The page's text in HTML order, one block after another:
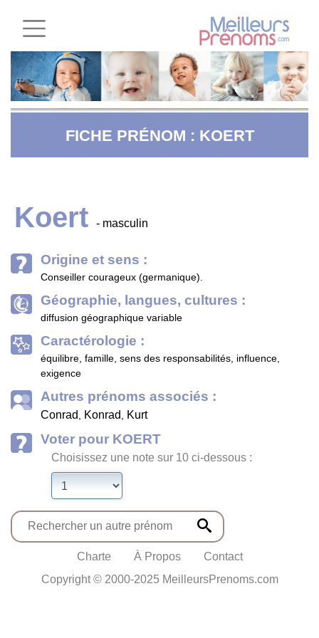
FICHE PRÉNOM : KOERT
Koert - masculin
Origine et sens :
Conseiller courageux (germanique).
Géographie, langues, cultures :
diffusion géographique variable
Caractérologie :
équilibre, famille, sens des responsabilités, influence,
exigence
Autres prénoms associés :
Conrad, Konrad, Kurt
Voter pour KOERT
Choisissez une note sur 10 ci-dessous :
Charte À Propos
Contact
Copyright © 2000-2025 MeilleursPrenoms.com